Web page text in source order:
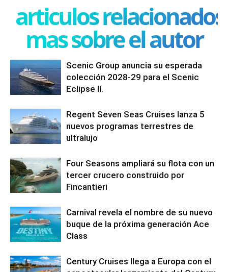
articulos relacionados
mas sobre el autor
Scenic Group anuncia su esperada
colección 2028-29 para el Scenic
Eclipse II.
Regent Seven Seas Cruises lanza 5
nuevos programas terrestres de
ultralujo
Four Seasons ampliará su flota con un
tercer crucero construido por
Fincantieri
Carnival revela el nombre de su nuevo
buque de la próxima generación Ace
Class
Century Cruises llega a Europa con el